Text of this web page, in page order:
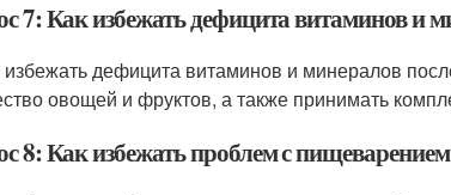
7: Как избежать дефицита витаминов и
дефицита витаминов и минералов
овощей и фруктов, а также принимать
8: Как избежать проблем с